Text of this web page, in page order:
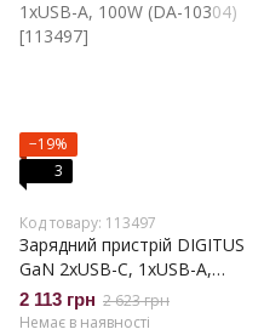
−19%
3
Код товару: 113497
Зарядний пристрій DIGITUS
GaN 2хUSB-C, 1хUSB-A,
100W (DA-10304)
2 113 грн 2 623 грн
Немає в наявності